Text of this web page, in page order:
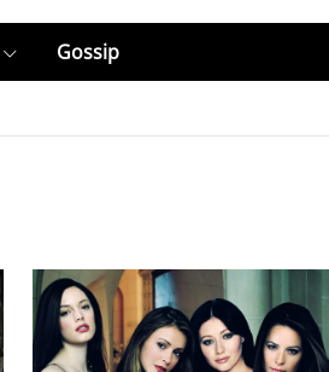
Gossip